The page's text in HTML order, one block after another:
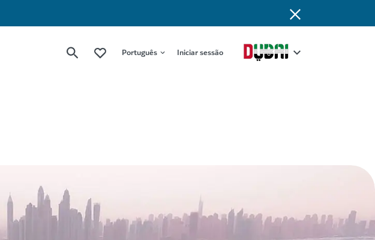
Português Iniciar sessão